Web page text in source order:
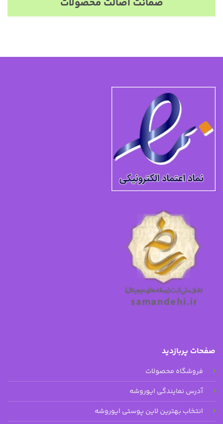
صفحات پربازدید
فروشگاه محصولات
آدرس نمایندگی ایوروشه
انتخاب بهترین لاین پوستی ایوروشه